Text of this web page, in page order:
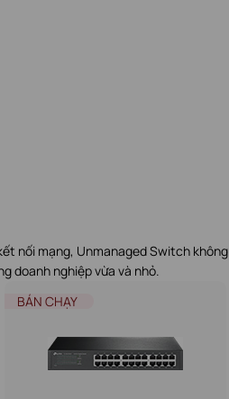
nối mạng, Unmanaged Switch không
doanh nghiệp vừa và nhỏ.
BÁN CHẠY